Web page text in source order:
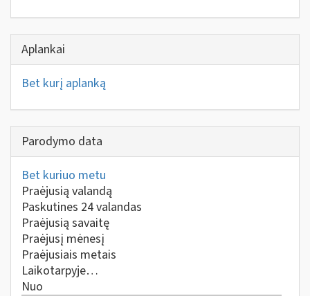
Aplankai
Bet kurį aplanką
Parodymo data
Bet kuriuo metu
Praėjusią valandą
Paskutines 24 valandas
Praėjusią savaitę
Praėjusį mėnesį
Praėjusiais metais
Laikotarpyje…
Nuo